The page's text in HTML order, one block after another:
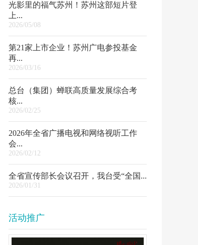
光影里的福气苏州！苏州这部短片登
上...
2026/05/08
第21家上市企业！苏州广电参投基金
再...
2026/03/16
总台（集团）蝉联高质量发展综合考
核...
2026/02/25
2026年全省广播电视和网络视听工作
会...
2026/02/12
全省宣传部长会议召开，我台受“全国...
2026/01/31
活动推广